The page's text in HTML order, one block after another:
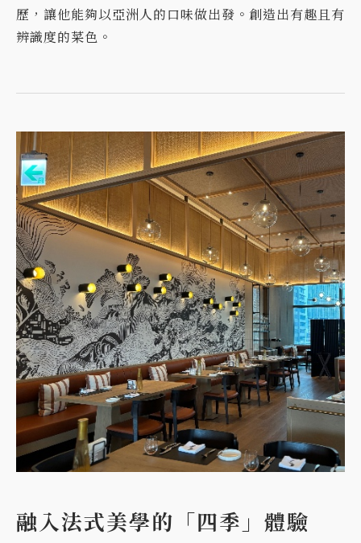
歷，讓他能夠以亞洲人的口味做出發。創造出有趣且有
辨識度的菜色。
融入法式美學的「四季」體驗